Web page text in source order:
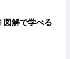
図解で学べる